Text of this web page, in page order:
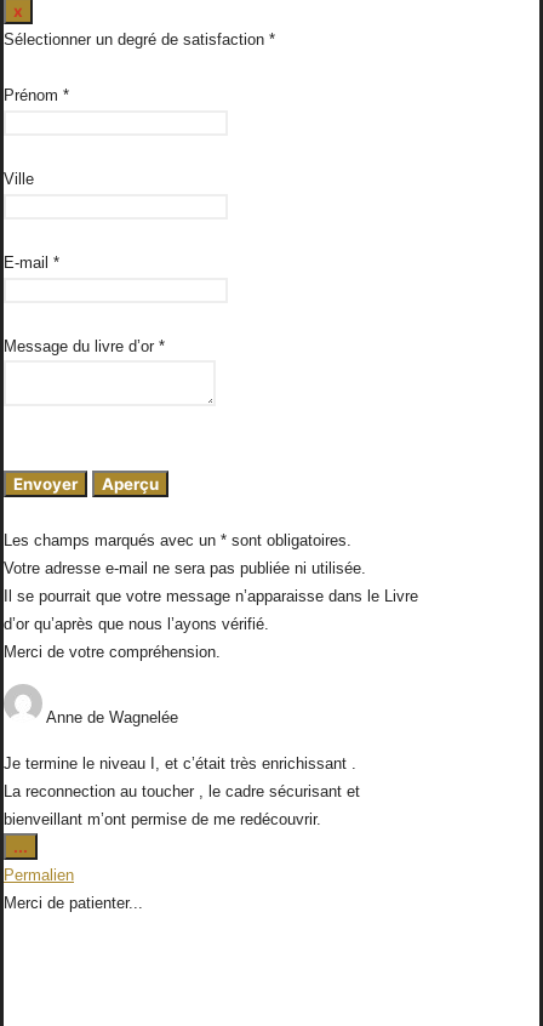
x
ce
formulaire.
Sélectionner un degré de satisfaction
Prénom *
Ville
E-mail *
Message du livre d’or *
Les champs marqués avec un * sont obligatoires.
Votre adresse e-mail ne sera pas publiée ni utilisée.
Il se pourrait que votre message n’apparaisse dans le Livre
d’or qu’après que nous l’ayons vérifié.
Merci de votre compréhension.
Anne de Wagnelée
Je termine le niveau I, et c’était très enrichissant .
La reconnection au toucher , le cadre sécurisant et
bienveillant m’ont permise de me redécouvrir.
...
cette
boîte
méta.
Permalien
Merci de patienter...